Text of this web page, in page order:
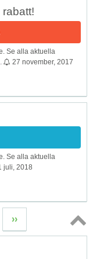
Se alla aktuella
27 november, 2017
Se alla aktuella
juli, 2018
››
Topp